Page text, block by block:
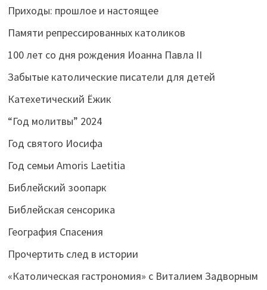
Приходы: прошлое и настоящее
Памяти репрессированных католиков
100 лет со дня рождения Иоанна Павла II
Забытые католические писатели для детей
Катехетический Ёжик
“Год молитвы” 2024
Год святого Иосифа
Год семьи Amoris Laetitia
Библейский зоопарк
Библейская сенсорика
География Спасения
Прочертить след в истории
«Католическая гастрономия» с Виталием Задворным